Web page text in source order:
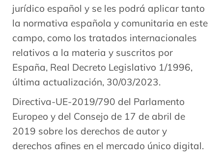
jurídico español y se les podrá aplicar tanto
la normativa española y comunitaria en este
campo, como los tratados internacionales
relativos a la materia y suscritos por
España, Real Decreto Legislativo 1/1996,
última actualización, 30/03/2023.
Directiva-UE-2019/790 del Parlamento
Europeo y del Consejo de 17 de abril de
2019 sobre los derechos de autor y
derechos afines en el mercado único digital.